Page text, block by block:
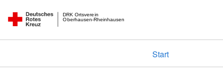
Oberhausen-Rheinhausen
DRK Ortsverein
Start